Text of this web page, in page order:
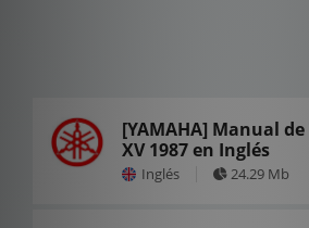
[YAMAHA] Manual
XV 1987 en Inglés
Inglés 24.29 Mb